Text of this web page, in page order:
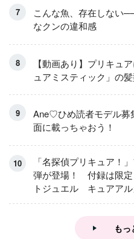
こんな魚、存在しない
なクンの違和感
【動画あり】プリキュ
ュアミスティック」の
Ane♡ひめ読者モデル
面に載っちゃおう！
「名探偵プリキュア！
弾が登場！ 付録は限定
トジュエル キュアア
アイスver.」 キュアエ
もっ